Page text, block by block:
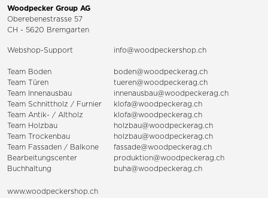
Woodpecker Group AG
Oberebenestrasse 57
CH - 5620 Bremgarten
Webshop-Support info@woodpeckershop.ch
Team Boden
boden@woodpeckerag.ch
Team Türen
tueren@woodpeckerag.ch
Team Innenausbau
innenausbau@woodpeckerag.ch
Team Schnittholz / Furnier
klofa@woodpeckerag.ch
Team Antik- / Altholz
klofa@woodpeckerag.ch
Team Holzbau
holzbau@woodpeckerag.ch
Team Trockenbau
holzbau@woodpeckerag.ch
Team Fassaden / Balkone
fassade@woodpeckerag.ch
Bearbeitungscenter
produktion@woodpeckerag.ch
Buchhaltung
buha@woodpeckerag.ch
www.woodpeckershop.ch